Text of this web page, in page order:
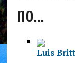
no…
Luis